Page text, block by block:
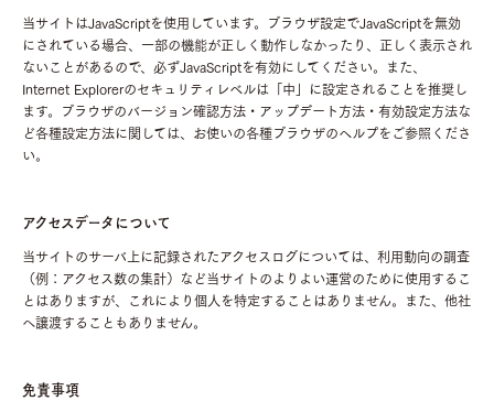
当サイトはJavaScriptを使用しています。ブラウザ設定でJavaScriptを無効
にされている場合、一部の機能が正しく動作しなかったり、正しく表示され
ないことがあるので、必ずJavaScriptを有効にしてください。また、
Internet Explorerのセキュリティレベルは「中」に設定されることを推奨し
ます。ブラウザのバージョン確認方法・アップデート方法・有効設定方法な
ど各種設定方法に関しては、お使いの各種ブラウザのヘルプをご参照くださ
い。
アクセスデータについて
当サイトのサーバ上に記録されたアクセスログについては、利用動向の調査
（例：アクセス数の集計）など当サイトのよりよい運営のために使用するこ
とはありますが、これにより個人を特定することはありません。また、他社
へ譲渡することもありません。
免責事項